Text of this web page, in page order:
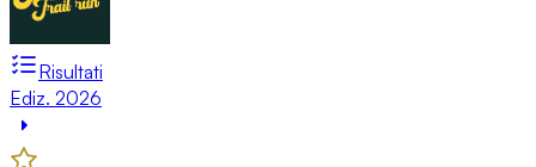
Risultati
Ediz. 2026